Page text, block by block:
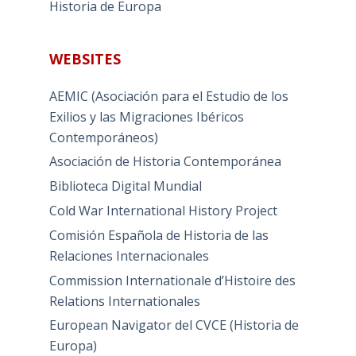
Historia de Europa
WEBSITES
AEMIC (Asociación para el Estudio de los
Exilios y las Migraciones Ibéricos
Contemporáneos)
Asociación de Historia Contemporánea
Biblioteca Digital Mundial
Cold War International History Project
Comisión Española de Historia de las
Relaciones Internacionales
Commission Internationale d’Histoire des
Relations Internationales
European Navigator del CVCE (Historia de
Europa)